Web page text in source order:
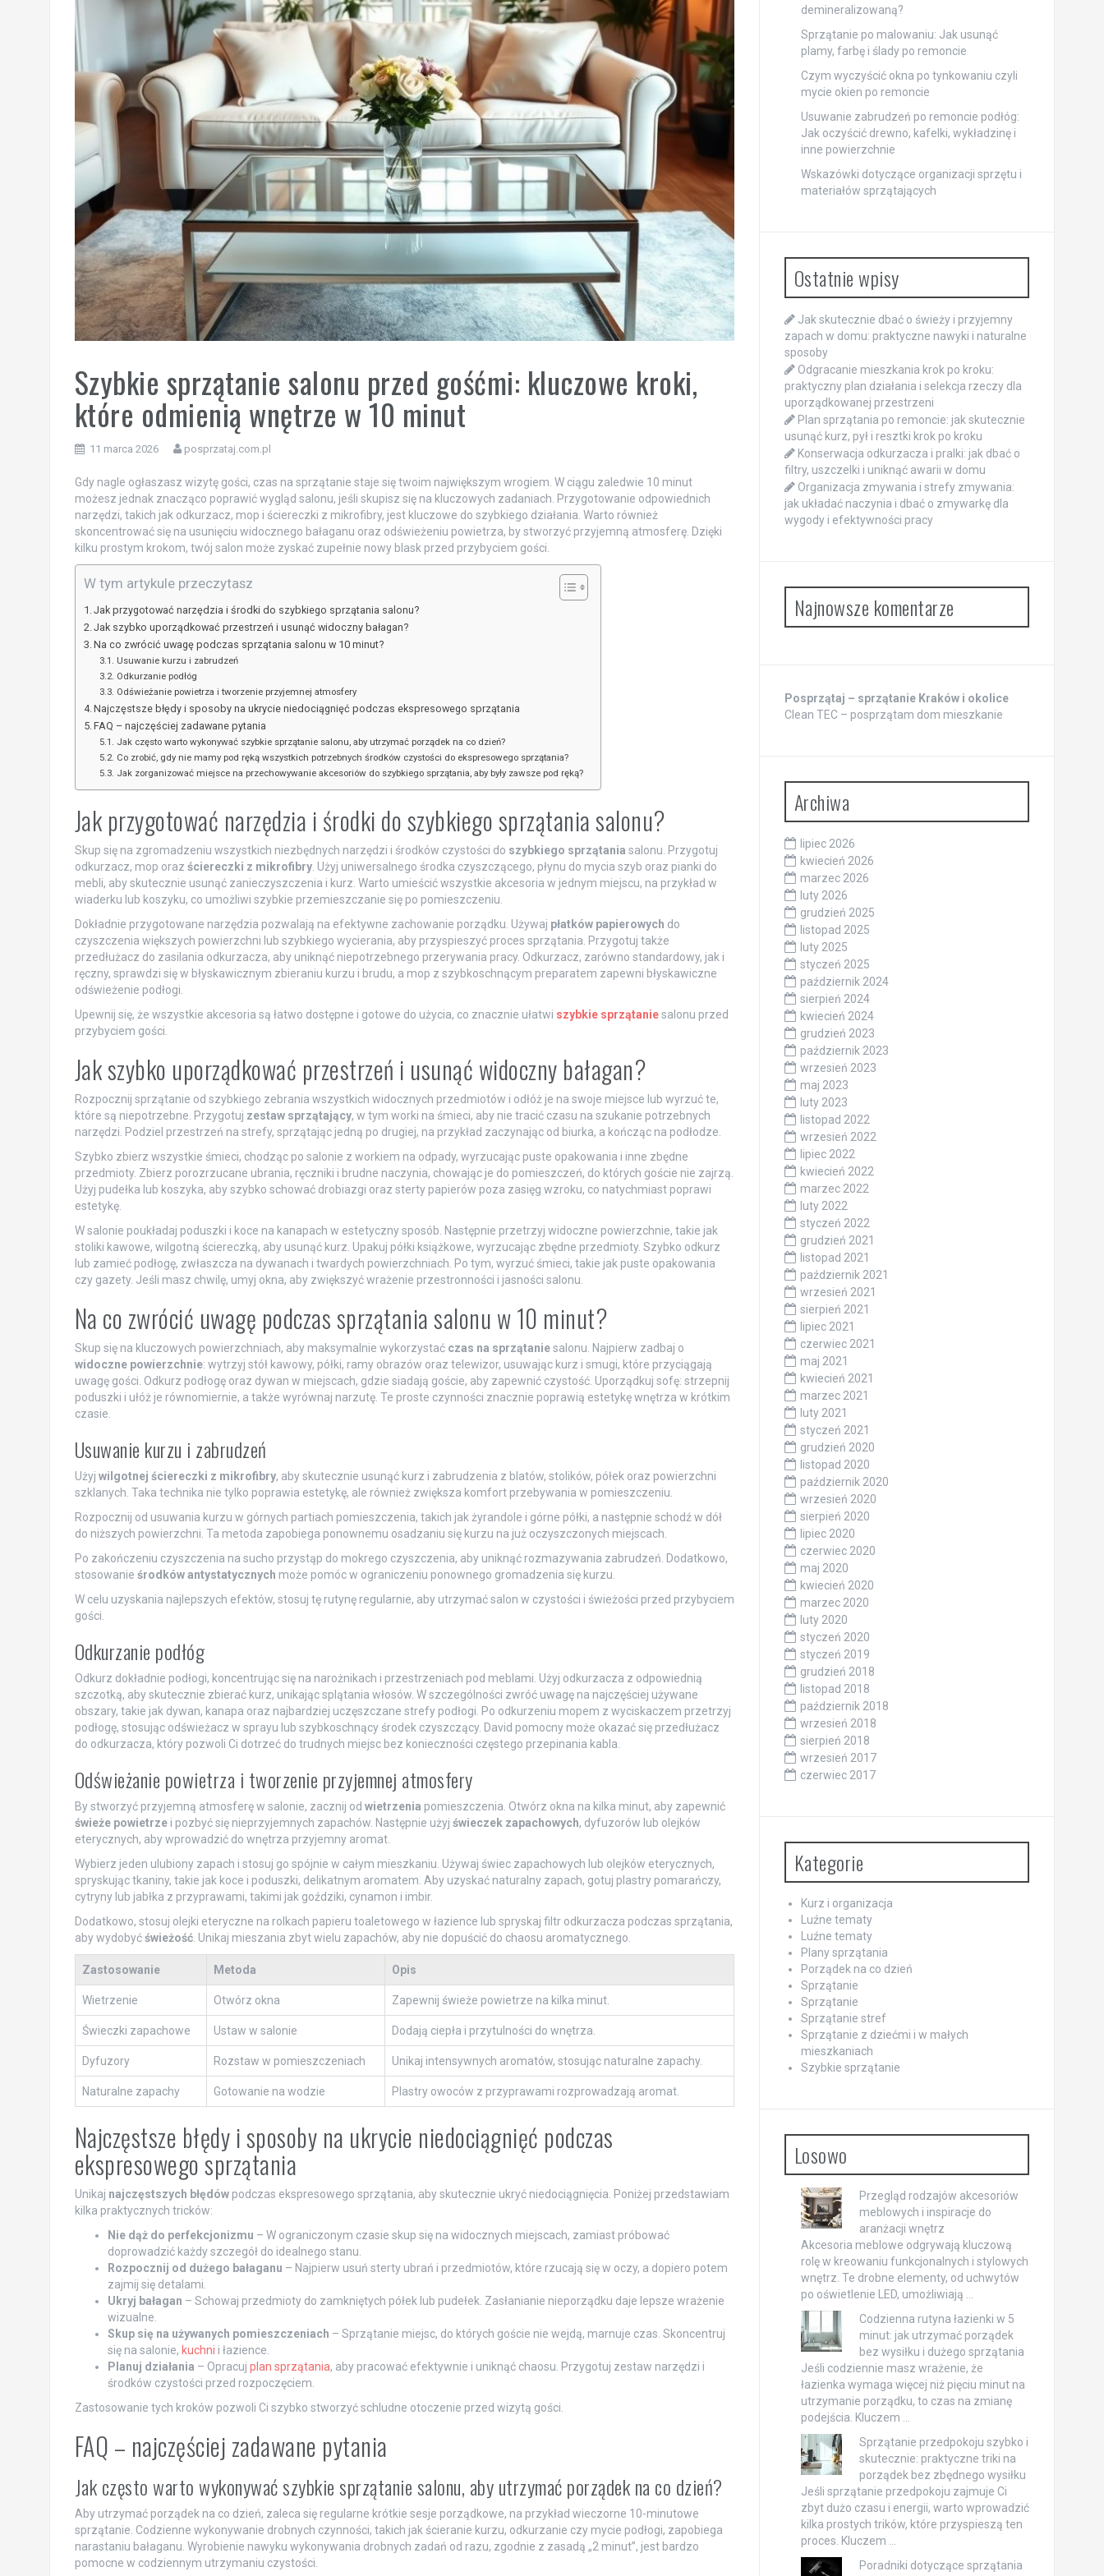
Szybkie sprzątanie salonu przed gośćmi: kluczowe kroki,
które odmienią wnętrze w 10 minut
11 marca 2026 posprzataj.com.pl
Gdy nagle ogłaszasz wizytę gości, czas na sprzątanie staje się twoim największym wrogiem. W ciągu zaledwie 10 minut
możesz jednak znacząco poprawić wygląd salonu, jeśli skupisz się na kluczowych zadaniach. Przygotowanie odpowiednich
narzędzi, takich jak odkurzacz, mop i ściereczki z mikrofibry, jest kluczowe do szybkiego działania. Warto również
skoncentrować się na usunięciu widocznego bałaganu oraz odświeżeniu powietrza, by stworzyć przyjemną atmosferę. Dzięki
kilku prostym krokom, twój salon może zyskać zupełnie nowy blask przed przybyciem gości.
W tym artykule przeczytasz
Jak przygotować narzędzia i środki do szybkiego sprzątania salonu?
Jak szybko uporządkować przestrzeń i usunąć widoczny bałagan?
Na co zwrócić uwagę podczas sprzątania salonu w 10 minut?
Usuwanie kurzu i zabrudzeń
Odkurzanie podłóg
Odświeżanie powietrza i tworzenie przyjemnej atmosfery
Najczęstsze błędy i sposoby na ukrycie niedociągnięć podczas ekspresowego sprzątania
FAQ – najczęściej zadawane pytania
Jak często warto wykonywać szybkie sprzątanie salonu, aby utrzymać porządek na co dzień?
Co zrobić, gdy nie mamy pod ręką wszystkich potrzebnych środków czystości do ekspresowego sprzątania?
Jak zorganizować miejsce na przechowywanie akcesoriów do szybkiego sprzątania, aby były zawsze pod ręką?
Jak przygotować narzędzia i środki do szybkiego sprzątania salonu?
Skup się na zgromadzeniu wszystkich niezbędnych narzędzi i środków czystości do szybkiego sprzątania salonu. Przygotuj
odkurzacz, mop oraz ściereczki z mikrofibry. Użyj uniwersalnego środka czyszczącego, płynu do mycia szyb oraz pianki do
mebli, aby skutecznie usunąć zanieczyszczenia i kurz. Warto umieścić wszystkie akcesoria w jednym miejscu, na przykład w
wiaderku lub koszyku, co umożliwi szybkie przemieszczanie się po pomieszczeniu.
Dokładnie przygotowane narzędzia pozwalają na efektywne zachowanie porządku. Używaj płatków papierowych do
czyszczenia większych powierzchni lub szybkiego wycierania, aby przyspieszyć proces sprzątania. Przygotuj także
przedłużacz do zasilania odkurzacza, aby uniknąć niepotrzebnego przerywania pracy. Odkurzacz, zarówno standardowy, jak i
ręczny, sprawdzi się w błyskawicznym zbieraniu kurzu i brudu, a mop z szybkoschnącym preparatem zapewni błyskawiczne
odświeżenie podłogi.
Upewnij się, że wszystkie akcesoria są łatwo dostępne i gotowe do użycia, co znacznie ułatwi szybkie sprzątaniesalonu przed
przybyciem gości.
Jak szybko uporządkować przestrzeń i usunąć widoczny bałagan?
Rozpocznij sprzątanie od szybkiego zebrania wszystkich widocznych przedmiotów i odłóż je na swoje miejsce lub wyrzuć te,
które są niepotrzebne. Przygotuj zestaw sprzątający, w tym worki na śmieci, aby nie tracić czasu na szukanie potrzebnych
narzędzi. Podziel przestrzeń na strefy, sprzątając jedną po drugiej, na przykład zaczynając od biurka, a kończąc na podłodze.
Szybko zbierz wszystkie śmieci, chodząc po salonie z workiem na odpady, wyrzucając puste opakowania i inne zbędne
przedmioty. Zbierz porozrzucane ubrania, ręczniki i brudne naczynia, chowając je do pomieszczeń, do których goście nie zajrzą.
Użyj pudełka lub koszyka, aby szybko schować drobiazgi oraz sterty papierów poza zasięg wzroku, co natychmiast poprawi
estetykę.
W salonie poukładaj poduszki i koce na kanapach w estetyczny sposób. Następnie przetrzyj widoczne powierzchnie, takie jak
stoliki kawowe, wilgotną ściereczką, aby usunąć kurz. Upakuj półki książkowe, wyrzucając zbędne przedmioty. Szybko odkurz
lub zamieć podłogę, zwłaszcza na dywanach i twardych powierzchniach. Po tym, wyrzuć śmieci, takie jak puste opakowania
czy gazety. Jeśli masz chwilę, umyj okna, aby zwiększyć wrażenie przestronności i jasności salonu.
Na co zwrócić uwagę podczas sprzątania salonu w 10 minut?
Skup się na kluczowych powierzchniach, aby maksymalnie wykorzystaćczas na sprzątaniesalonu. Najpierw zadbaj o
widoczne powierzchnie: wytrzyj stół kawowy, półki, ramy obrazów oraz telewizor, usuwając kurz i smugi, które przyciągają
uwagę gości. Odkurz podłogę oraz dywan w miejscach, gdzie siadają goście, aby zapewnić czystość. Uporządkuj sofę: strzepnij
poduszki i ułóż je równomiernie, a także wyrównaj narzutę. Te proste czynności znacznie poprawią estetykę wnętrza w krótkim
czasie.
Usuwanie kurzu i zabrudzeń
Użyj wilgotnej ściereczki z mikrofibry, aby skutecznie usunąć kurz i zabrudzenia z blatów, stolików, półek oraz powierzchni
szklanych. Taka technika nie tylko poprawia estetykę, ale również zwiększa komfort przebywania w pomieszczeniu.
Rozpocznij od usuwania kurzu w górnych partiach pomieszczenia, takich jak żyrandole i górne półki, a następnie schodź w dół
do niższych powierzchni. Ta metoda zapobiega ponownemu osadzaniu się kurzu na już oczyszczonych miejscach.
Po zakończeniu czyszczenia na sucho przystąp do mokrego czyszczenia, aby uniknąć rozmazywania zabrudzeń. Dodatkowo,
stosowanie środków antystatycznych może pomóc w ograniczeniu ponownego gromadzenia się kurzu.
W celu uzyskania najlepszych efektów, stosuj tę rutynę regularnie, aby utrzymać salon w czystości i świeżości przed przybyciem
gości.
Odkurzanie podłóg
Odkurz dokładnie podłogi, koncentrując się na narożnikach i przestrzeniach pod meblami. Użyj odkurzacza z odpowiednią
szczotką, aby skutecznie zbierać kurz, unikając splątania włosów. W szczególności zwróć uwagę na najczęściej używane
obszary, takie jak dywan, kanapa oraz najbardziej uczęszczane strefy podłogi. Po odkurzeniu mopem z wyciskaczem przetrzyj
podłogę, stosując odświeżacz w sprayu lub szybkoschnący środek czyszczący. David pomocny może okazać się przedłużacz
do odkurzacza, który pozwoli Ci dotrzeć do trudnych miejsc bez konieczności częstego przepinania kabla.
Odświeżanie powietrza i tworzenie przyjemnej atmosfery
By stworzyć przyjemną atmosferę w salonie, zacznij od wietrzenia pomieszczenia. Otwórz okna na kilka minut, aby zapewnić
świeże powietrzei pozbyć się nieprzyjemnych zapachów. Następnie użyj świeczek zapachowych, dyfuzorów lub olejków
eterycznych, aby wprowadzić do wnętrza przyjemny aromat.
Wybierz jeden ulubiony zapach i stosuj go spójnie w całym mieszkaniu. Używaj świec zapachowych lub olejków eterycznych,
spryskując tkaniny, takie jak koce i poduszki, delikatnym aromatem. Aby uzyskać naturalny zapach, gotuj plastry pomarańczy,
cytryny lub jabłka z przyprawami, takimi jak goździki, cynamon i imbir.
Dodatkowo, stosuj olejki eteryczne na rolkach papieru toaletowego w łazience lub spryskaj filtr odkurzacza podczas sprzątania,
aby wydobyćświeżość. Unikaj mieszania zbyt wielu zapachów, aby nie dopuścić do chaosu aromatycznego.
Zastosowanie Metoda Opis
Wietrzenie Otwórz okna Zapewnij świeże powietrze na kilka minut.
Świeczki zapachowe Ustaw w salonie Dodają ciepła i przytulności do wnętrza.
Dyfuzory Rozstaw w pomieszczeniach Unikaj intensywnych aromatów, stosując naturalne zapachy.
Naturalne zapachy Gotowanie na wodzie Plastry owoców z przyprawami rozprowadzają aromat.
Najczęstsze błędy i sposoby na ukrycie niedociągnięć podczas
ekspresowego sprzątania
Unikaj najczęstszych błędówpodczas ekspresowego sprzątania, aby skutecznie ukryć niedociągnięcia. Poniżej przedstawiam
kilka praktycznych tricków:
Nie dąż do perfekcjonizmu – W ograniczonym czasie skup się na widocznych miejscach, zamiast próbować
doprowadzić każdy szczegół do idealnego stanu.
Rozpocznij od dużego bałaganu – Najpierw usuń sterty ubrań i przedmiotów, które rzucają się w oczy, a dopiero potem
zajmij się detalami.
Ukryj bałagan – Schowaj przedmioty do zamkniętych półek lub pudełek. Zasłanianie nieporządku daje lepsze wrażenie
wizualne.
Skup się na używanych pomieszczeniach – Sprzątanie miejsc, do których goście nie wejdą, marnuje czas. Skoncentruj
się na salonie, kuchni i łazience.
Planuj działania – Opracuj plan sprzątania, aby pracować efektywnie i uniknąć chaosu. Przygotuj zestaw narzędzi i
środków czystości przed rozpoczęciem.
Zastosowanie tych kroków pozwoli Ci szybko stworzyć schludne otoczenie przed wizytą gości.
FAQ – najczęściej zadawane pytania
Jak często warto wykonywać szybkie sprzątanie salonu, aby utrzymać porządek na co dzień?
Aby utrzymać porządek na co dzień, zaleca się regularne krótkie sesje porządkowe, na przykład wieczorne 10-minutowe
sprzątanie. Codzienne wykonywanie drobnych czynności, takich jak ścieranie kurzu, odkurzanie czy mycie podłogi, zapobiega
narastaniu bałaganu. Wyrobienie nawyku wykonywania drobnych zadań od razu, zgodnie z zasadą „2 minut”, jest bardzo
pomocne w codziennym utrzymaniu czystości.
demineralizowaną?
Sprzątanie po malowaniu: Jak usunąć
plamy, farbę i ślady po remoncie
Czym wyczyścić okna po tynkowaniu czyli
mycie okien po remoncie
Usuwanie zabrudzeń po remoncie podłóg:
Jak oczyścić drewno, kafelki, wykładzinę i
inne powierzchnie
Wskazówki dotyczące organizacji sprzętu i
materiałów sprzątających
Ostatnie wpisy
Jak skutecznie dbać o świeży i przyjemny
zapach w domu: praktyczne nawyki i naturalne
sposoby
Odgracanie mieszkania krok po kroku:
praktyczny plan działania i selekcja rzeczy dla
uporządkowanej przestrzeni
Plan sprzątania po remoncie: jak skutecznie
usunąć kurz, pył i resztki krok po kroku
Konserwacja odkurzacza i pralki: jak dbać o
filtry, uszczelki i uniknąć awarii w domu
Organizacja zmywania i strefy zmywania:
jak układać naczynia i dbać o zmywarkę dla
wygody i efektywności pracy
Najnowsze komentarze
Posprzątaj – sprzątanie Kraków i okolice
Clean TEC – posprzątam dom mieszkanie
Archiwa
lipiec 2026
kwiecień 2026
marzec 2026
luty 2026
grudzień 2025
listopad 2025
luty 2025
styczeń 2025
październik 2024
sierpień 2024
kwiecień 2024
grudzień 2023
październik 2023
wrzesień 2023
maj 2023
luty 2023
listopad 2022
wrzesień 2022
lipiec 2022
kwiecień 2022
marzec 2022
luty 2022
styczeń 2022
grudzień 2021
listopad 2021
październik 2021
wrzesień 2021
sierpień 2021
lipiec 2021
czerwiec 2021
maj 2021
kwiecień 2021
marzec 2021
luty 2021
styczeń 2021
grudzień 2020
listopad 2020
październik 2020
wrzesień 2020
sierpień 2020
lipiec 2020
czerwiec 2020
maj 2020
kwiecień 2020
marzec 2020
luty 2020
styczeń 2020
styczeń 2019
grudzień 2018
listopad 2018
październik 2018
wrzesień 2018
sierpień 2018
wrzesień 2017
czerwiec 2017
Kategorie
Kurz i organizacja
Luźne tematy
Luźne tematy
Plany sprzątania
Porządek na co dzień
Sprzątanie
Sprzątanie
Sprzątanie stref
Sprzątanie z dziećmi i w małych
mieszkaniach
Szybkie sprzątanie
Losowo
Przegląd rodzajów akcesoriów
meblowych i inspiracje do
aranżacji wnętrz
Akcesoria meblowe odgrywają kluczową
rolę w kreowaniu funkcjonalnych i stylowych
wnętrz. Te drobne elementy, od uchwytów
po oświetlenie LED, umożliwiają …
Codzienna rutyna łazienki w 5
minut: jak utrzymać porządek
bez wysiłku i dużego sprzątania
Jeśli codziennie masz wrażenie, że
łazienka wymaga więcej niż pięciu minut na
utrzymanie porządku, to czas na zmianę
podejścia. Kluczem …
Sprzątanie przedpokoju szybko i
skutecznie: praktyczne triki na
porządek bez zbędnego wysiłku
Jeśli sprzątanie przedpokoju zajmuje Ci
zbyt dużo czasu i energii, warto wprowadzić
kilka prostych trików, które przyspieszą ten
proces. Kluczem …
Poradniki dotyczące sprzątania